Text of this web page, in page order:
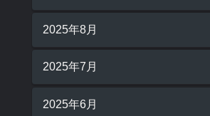
2025年8月
2025年7月
2025年6月